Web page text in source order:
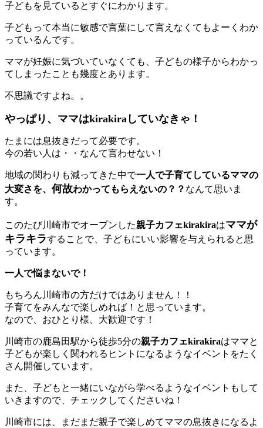
子どもを見ているとすぐにわかります。
子どもって本当に敏感で言葉にして言えなくてもよーくわか
っているんです。
ママが妊娠に気づいていなくても、子どもの様子からわかっ
てしまったことも幾度とあります。
不思議ですよね。。
やっぱり、ママはkirakiraしていなきゃ！
たまには息抜きだって必要です。
今の若い人は・・なんて言わせない！
地域の関わりも減ってきた中で一人で子育てしているママの
大変さを、 何故わかってもらえないの？？ なんて思いま
す。
このたび川崎市でオープンした親子カフェkirakiraはママが
キラキラすることで、子どもにいい影響を与えられると思
っています。
一人で悩まないで！
もちろん川崎市の方だけではありません！！
子育てをみんなで楽しめれば！と思っています。
なので、おひとり様、大歓迎です！
川崎市の鹿島田駅から徒歩5分の親子カフェkirakiraはママと
子どもが楽しく関われるヒントになるようなイベントをたく
さん開催しています。
また、子どもと一緒にいながら学べるようなイベントもして
いきますので、チェックしてくださいね！
川崎市には、まだまだ親子で楽しめてママの息抜きになるよ